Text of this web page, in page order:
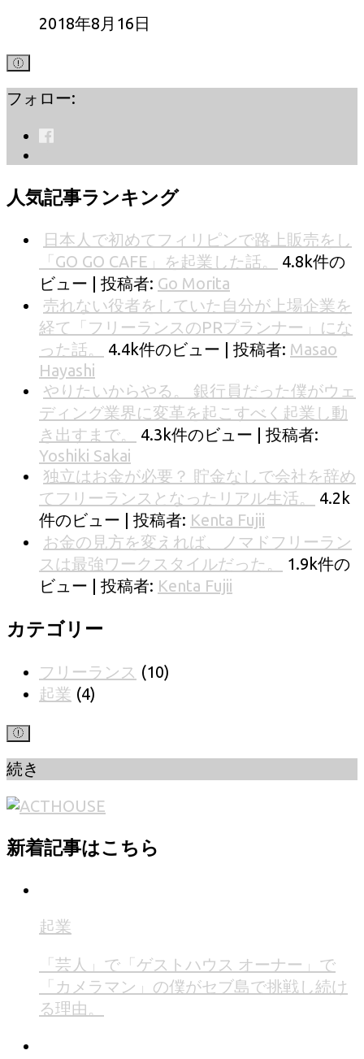
2018年8月16日
フォロー:
人気記事ランキング
日本人で初めてフィリピンで路上販売をし
「GO GO CAFE」を起業した話。
4.8k件の
ビュー
投稿者: Go Morita
売れない役者をしていた自分が上場企業を
経て「フリーランスのPRプランナー」にな
った話。
4.4k件のビュー 投稿者: Masao
Hayashi
やりたいからやる。 銀行員だった僕がウェ
ディング業界に変革を起こすべく起業し動
き出すまで。
4.3k件のビュー
投稿者:
Yoshiki Sakai
独立はお金が必要？ 貯金なしで会社を辞め
てフリーランスとなったリアル生活。
4.2k
件のビュー
投稿者: Kenta Fujii
お金の見方を変えれば、ノマドフリーラン
スは最強ワークスタイルだった。
1.9k件の
ビュー
投稿者: Kenta Fujii
カテゴリー
フリーランス (10)
起業 (4)
続き
新着記事はこちら
起業
「芸人」で「ゲストハウス オーナー」で
「カメラマン」の僕がセブ島で挑戦し続け
る理由。